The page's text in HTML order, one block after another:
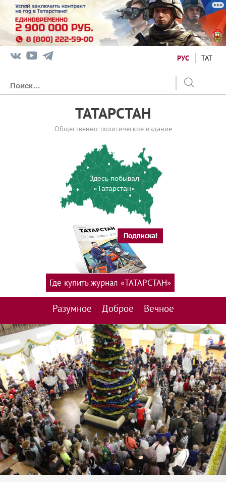
РУС ТАТ
ТАТАРСТАН
Общественно-политическое издание
Здесь побывал
«Татарстан»
Разумное Доброе Вечное
Где купить журнал «ТАТАРСТАН»